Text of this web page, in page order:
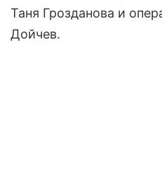
Таня Грозданова и
Дойчев.